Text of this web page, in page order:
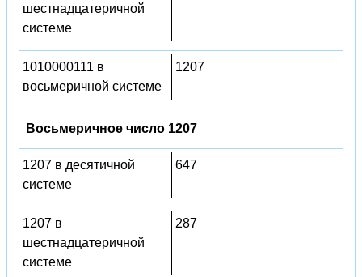
шестнадцатеричной
системе
1010000111 в
восьмеричной системе
1207
Восьмеричное число 1207
1207 в десятичной
системе
647
1207 в
шестнадцатеричной
системе
287